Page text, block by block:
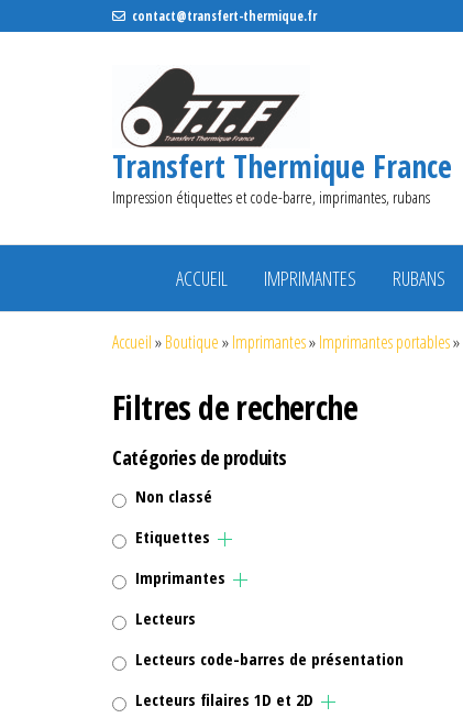
contact@transfert-thermique.fr
Transfert Thermique France
Impression étiquettes et code-barre, imprimantes, rubans
ACCUEIL IMPRIMANTES RUBANS
Accueil»Boutique»Imprimantes»Imprimantes portables»
Filtres de recherche
Catégories de produits
Non classé
Etiquettes
Imprimantes
Lecteurs
Lecteurs code-barres de présentation
Lecteurs filaires 1D et 2D